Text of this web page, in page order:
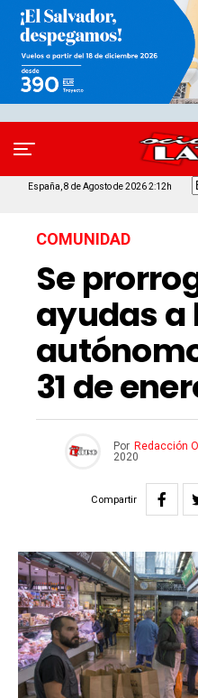
España, 8 de Agosto de 2026 2:12h
COMUNIDAD
Se
ayudas a
31 de
Por Redacción
2020
Compartir